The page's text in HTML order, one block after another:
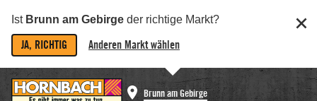
Ist Brunn am Gebirge der richtige Markt?
JA, RICHTIG Anderen Markt wählen
Brunn am Gebirge